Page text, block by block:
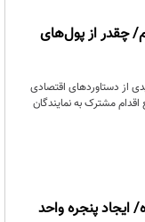
چقدر از پول‌های
از دستاوردهای اقتصادی
مشترک به نمایندگان
ايجاد پنجره واحد